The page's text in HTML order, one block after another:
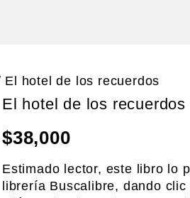
El hotel de los recuerdos
El hotel de los recuerdos
$38,000
Estimado lector, este libro lo
librería Buscalibre, dando